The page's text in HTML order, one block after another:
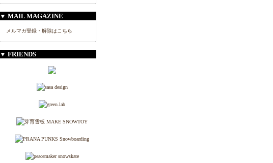
▼ MAIL MAGAZINE
メルマガ登録・解除はこちら
▼ FRIENDS